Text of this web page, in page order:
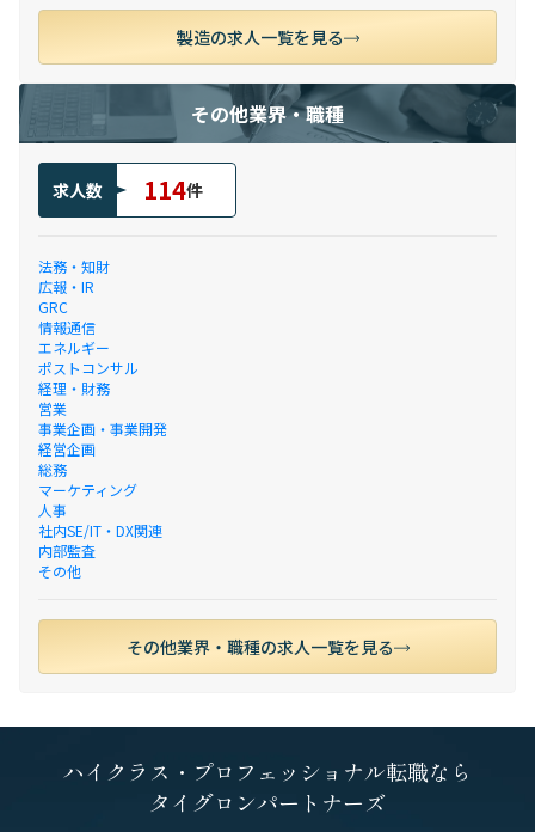
製造の求人一覧を見る
その他業界・職種
求人数 114件
法務・知財
広報・IR
GRC
情報通信
エネルギー
ポストコンサル
経理・財務
営業
事業企画・事業開発
経営企画
総務
マーケティング
人事
社内SE/IT・DX関連
内部監査
その他
その他業界・職種の求人一覧を見る
ハイクラス・プロフェッショナル転職なら
タイグロンパートナーズ